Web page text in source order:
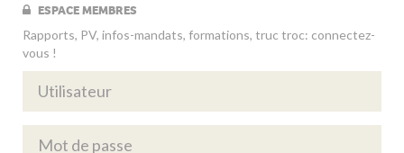
ESPACE MEMBRES
Rapports, PV, infos-mandats, formations, truc troc: connectez-
vous !